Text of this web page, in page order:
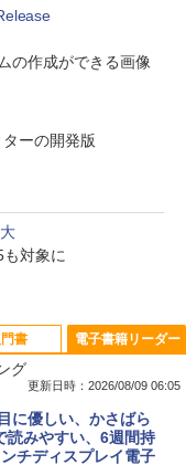
の作成ができる画像
ターの開発版
対象に
Neo A18 Proチッ
トブック：AIとAppl
に設計、Liquid Ret
- 800 Robux 【限
ムを含む】 【オンラ
ロブロックス | オン
門書
式テキスト 第４版
電子書籍リーダー
グ
更新日時：2026/08/09 06:05
に優しい、かさばら
読みやすい、6週間持
チディスプレイ電子